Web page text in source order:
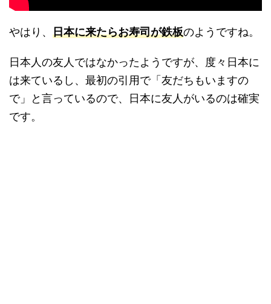
やはり、 日本に来たらお寿司が鉄板のようですね。
日本人の友人ではなかったようですが、度々日本に
は来ているし、最初の引用で「友だちもいますの
で」と言っているので、日本に友人がいるのは確実
です。